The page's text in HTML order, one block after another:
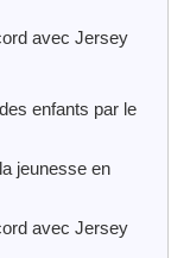
avec Jersey
enfants par le
jeunesse en
avec Jersey